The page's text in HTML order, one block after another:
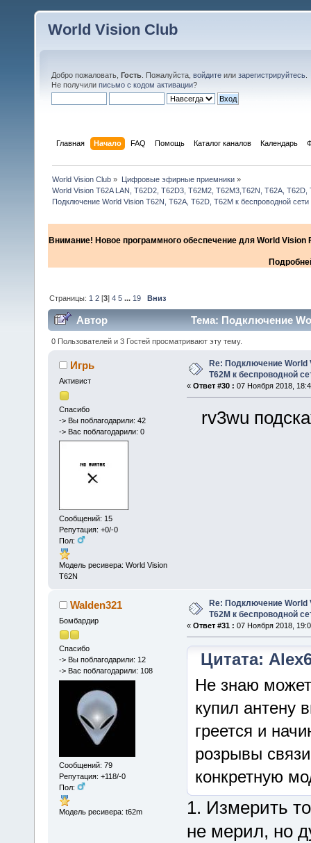
World Vision Club
Добро пожаловать, Гость . Пожалуйста, войдите или зарегистрируйтесь
Не получили письмо с кодом активации?
Главная Начало FAQ Помощь Каталог каналов Календарь
World Vision Club » Цифровые эфирные приемники»
World Vision T62A LAN, T62D2, T62D3, T62M2, T62M3,T62N, T62A, T62D,
Подключение World Vision T62N, T62A, T62D, Т62М к беспроводной сети
Внимание! Новое программного обеспечение для World
Страницы: 1 2 [3]4 5 ... 19 Вниз
Автор
Тема: Подключение
интернет. (Прочитано 312396 раз)
0 Пользователей и 3 Гостей просматривают эту тему.
Игрь
Активист
Спасибо
-> Вы поблагодарили: 42
-> Вас поблагодарили: 0
Сообщений: 15
Репутация: +0/-0
Пол:
Модель ресивера: World Vision
T62N
Re: Подключение World
Т62М к беспроводной
« Ответ #30 : 07 Ноября 2018,
rv3wu
Walden321
Бомбардир
Спасибо
-> Вы поблагодарили: 12
-> Вас поблагодарили: 108
Сообщений: 79
Репутация: +118/-0
Пол:
Модель ресивера: t62m
Re: Подключение World
Т62М к беспроводной
« Ответ #31 : 07 Ноября 2018,
Цитата:
Не знаю
купил антену
греется и
розрывы
конкретную
1. Измерить
не мерил, но